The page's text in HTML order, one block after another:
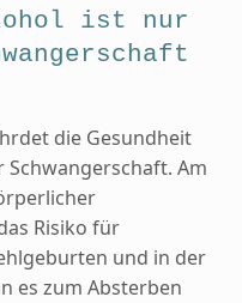
ist nur
die Gesundheit
Schwangerschaft. Am
Risiko für
und in der
es zum Absterben